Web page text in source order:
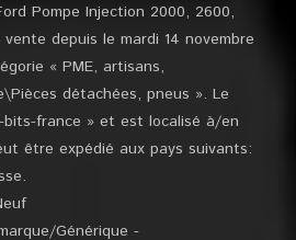
Pompe Injection 2000, 2600,
vente depuis le mardi 14 novembre
« PME, artisans,
détachées, pneus ». Le
france » et est localisé à/en
être expédié aux pays suivants:
Générique -